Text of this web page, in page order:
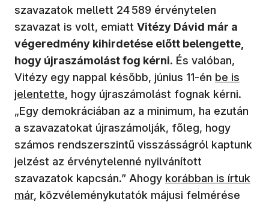
szavazatok mellett 24 589 érvénytelen
szavazat is volt, emiatt Vitézy Dávid már a
végeredmény kihirdetése előtt belengette,
hogy újraszámolást fog kérni. És valóban,
Vitézy egy nappal később, június 11-én (új
be is
jelentette, hogy újraszámolást fognak kérni.
„Egy demokráciában az a minimum, ha ezután
a szavazatokat újraszámolják, főleg, hogy
számos rendszerszintű visszásságról kaptunk
jelzést az érvénytelenné nyilvánított
szavazatok kapcsán.” Ahogy (új ablakban nyílik
korábban is írtuk
már, közvéleménykutatók májusi felmérése